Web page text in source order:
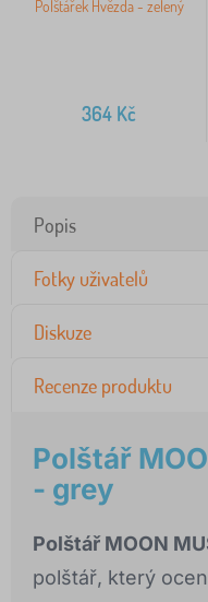
Polštářek Hvězda - zelený
364 Kč
Popis
Fotky uživatelů
Diskuze
Recenze produktu
Polštář
- grey
Polštář MOON
polštář, který